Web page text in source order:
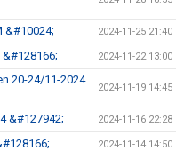
&#10024; 2024-11-25 21:40
2024-11-22 13:00
20-24/11-2024
2024-11-19 14:45
&#127942; 2024-11-16 22:28
2024-11-14 14:50